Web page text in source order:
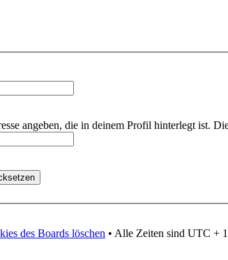
angeben, die in deinem Profil hinterlegt ist.
des Boards löschen • Alle Zeiten sind UTC +